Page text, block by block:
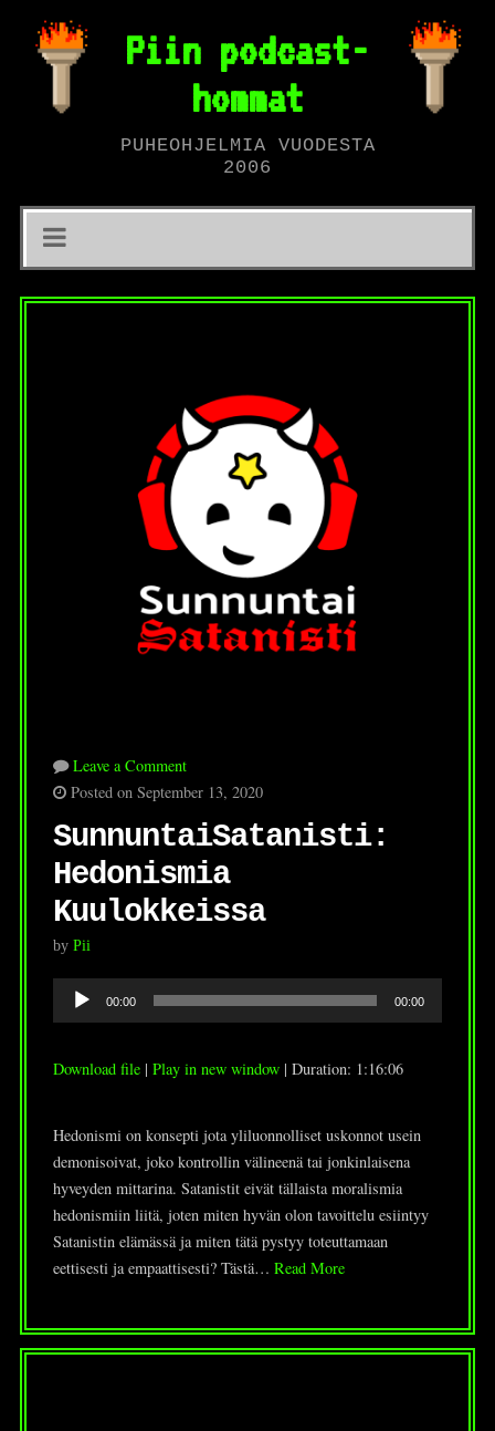
Piin podcast-
hommat
PUHEOHJELMIA VUODESTA
2006
Leave a Comment
Posted on September 13, 2020
SunnuntaiSatanisti:
Hedonismia
Kuulokkeissa
by Pii
Audio
00:00 00:00
Download file| Play in new window| Duration: 1:16:06
Hedonismi on konsepti jota yliluonnolliset uskonnot usein
demonisoivat, joko kontrollin välineenä tai jonkinlaisena
hyveyden mittarina. Satanistit eivät tällaista moralismia
hedonismiin liitä, joten miten hyvän olon tavoittelu esiintyy
Satanistin elämässä ja miten tätä pystyy toteuttamaan
eettisesti ja empaattisesti? Tästä… Read More